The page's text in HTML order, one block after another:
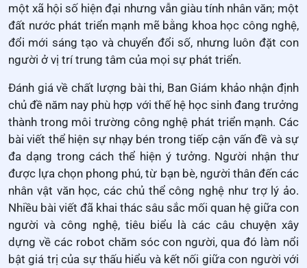
một xã hội số hiện đại nhưng vẫn giàu tính nhân văn; một
đất nước phát triển mạnh mẽ bằng khoa học công nghệ,
đổi mới sáng tạo và chuyển đổi số, nhưng luôn đặt con
người ở vị trí trung tâm của mọi sự phát triển.
Đánh giá về chất lượng bài thi, Ban Giám khảo nhận định
chủ đề năm nay phù hợp với thế hệ học sinh đang trưởng
thành trong môi trường công nghệ phát triển mạnh. Các
bài viết thể hiện sự nhạy bén trong tiếp cận vấn đề và sự
đa dạng trong cách thể hiện ý tưởng. Người nhận thư
được lựa chọn phong phú, từ bạn bè, người thân đến các
nhân vật văn học, các chủ thể công nghệ như trợ lý ảo.
Nhiều bài viết đã khai thác sâu sắc mối quan hệ giữa con
người và công nghệ, tiêu biểu là các câu chuyện xây
dựng về các robot chăm sóc con người, qua đó làm nổi
bật giá trị của sự thấu hiểu và kết nối giữa con người với